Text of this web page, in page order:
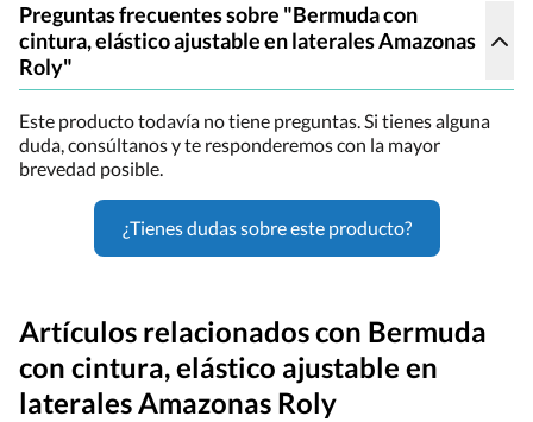
Preguntas frecuentes sobre "Bermuda con
cintura, elástico ajustable en laterales Amazonas
Roly"
Este producto todavía no tiene preguntas. Si tienes alguna
duda, consúltanos y te responderemos con la mayor
brevedad posible.
¿Tienes dudas sobre este producto?
Artículos relacionados con Bermuda
con cintura, elástico ajustable en
laterales Amazonas Roly